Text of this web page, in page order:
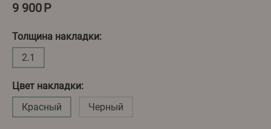
9 900Р
Толщина накладки:
2.1
Цвет накладки:
Красный
Черный